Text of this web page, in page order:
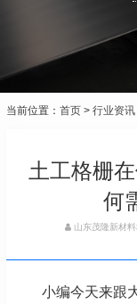
当前位置： 首页 > 行业资讯
土工格栅
何
山东茂隆新材
小编今天来跟